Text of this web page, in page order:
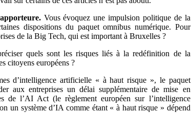
Vous évoquez une impulsion politique de la
dispositions du paquet omnibus numérique. Pour
de la Big Tech, qui est important à Bruxelles ?
quels sont les risques liés à la redéfinition de la
citoyens européens ?
d’intelligence artificielle « à haut risque », le paquet
aux entreprises un délai supplémentaire de mise en
de l’AI Act (le règlement européen sur l’intelligence
un système d’IA comme étant « à haut risque » dépend